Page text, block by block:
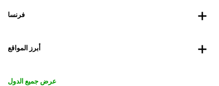
فرنسا
أبرز المواقع
عرض جميع الدول